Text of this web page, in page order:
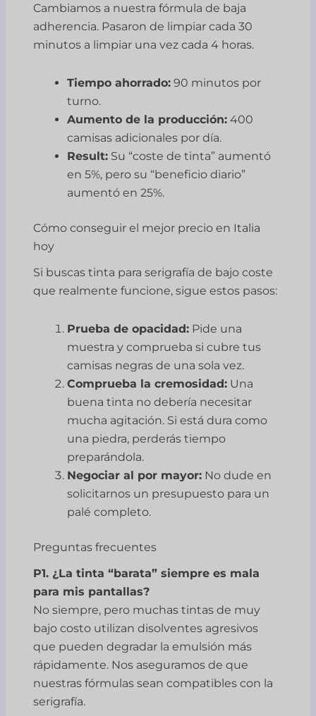
Cambiamos a nuestra fórmula de baja
adherencia. Pasaron de limpiar cada 30
minutos a limpiar una vez cada 4 horas.
Tiempo ahorrado: 90 minutos por
turno.
Aumento de la producción: 400
camisas adicionales por día.
Result: Su “coste de tinta” aumentó
en 5%, pero su “beneficio diario”
aumentó en 25%.
Cómo conseguir el mejor precio en Italia
hoy
Si buscas tinta para serigrafía de bajo coste
que realmente funcione, sigue estos pasos:
Prueba de opacidad: Pide una
muestra y comprueba si cubre tus
camisas negras de una sola vez.
Comprueba la cremosidad: Una
buena tinta no debería necesitar
mucha agitación. Si está dura como
una piedra, perderás tiempo
preparándola.
Negociar al por mayor: No dude en
solicitarnos un presupuesto para un
palé completo.
Preguntas frecuentes
P1. ¿La tinta “barata” siempre es mala
para mis pantallas?
No siempre, pero muchas tintas de muy
bajo costo utilizan disolventes agresivos
que pueden degradar la emulsión más
rápidamente. Nos aseguramos de que
nuestras fórmulas sean compatibles con la
serigrafía.